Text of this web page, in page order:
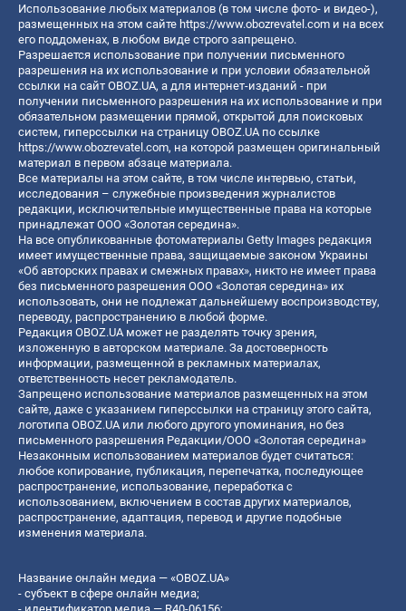
Использование любых материалов (в том числе фото- и видео-),
размещенных на этом сайте https://www.obozrevatel.com и на всех
его поддоменах, в любом виде строго запрещено.
Разрешается использование при получении письменного
разрешения на их использование и при условии обязательной
ссылки на сайт OBOZ.UA, а для интернет-изданий - при
получении письменного разрешения на их использование и при
обязательном размещении прямой, открытой для поисковых
систем, гиперссылки на страницу OBOZ.UA по ссылке
https://www.obozrevatel.com, на которой размещен оригинальный
материал в первом абзаце материала.
Все материалы на этом сайте, в том числе интервью, статьи,
исследования – служебные произведения журналистов
редакции, исключительные имущественные права на которые
принадлежат ООО «Золотая середина».
На все опубликованные фотоматериалы Getty Images редакция
имеет имущественные права, защищаемые законом Украины
«Об авторских правах и смежных правах», никто не имеет права
без письменного разрешения ООО «Золотая середина» их
использовать, они не подлежат дальнейшему воспроизводству,
переводу, распространению в любой форме.
Редакция OBOZ.UA может не разделять точку зрения,
изложенную в авторском материале. За достоверность
информации, размещенной в рекламных материалах,
ответственность несет рекламодатель.
Запрещено использование материалов размещенных на этом
сайте, даже с указанием гиперссылки на страницу этого сайта,
логотипа OBOZ.UA или любого другого упоминания, но без
письменного разрешения Редакции/ООО «Золотая середина»
Незаконным использованием материалов будет считаться:
любое копирование, публикация, перепечатка, последующее
распространение, использование, переработка с
использованием, включением в состав других материалов,
распространение, адаптация, перевод и другие подобные
изменения материала.
Название онлайн медиа — «OBOZ.UA»
- субъект в сфере онлайн медиа;